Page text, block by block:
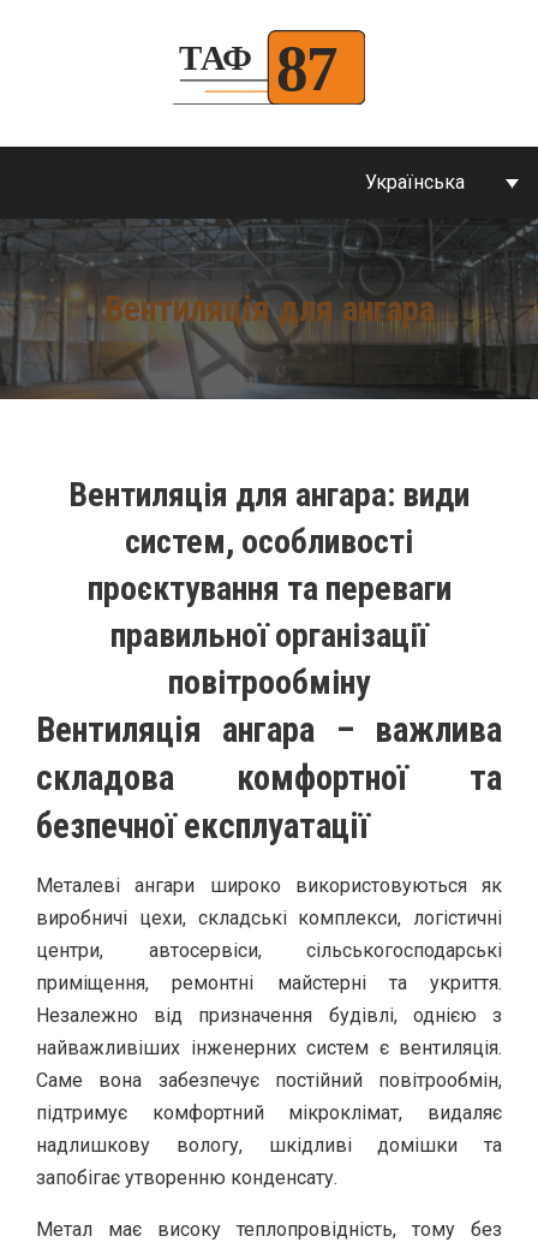
Українська
Вентиляція для ангара
Вентиляція для ангара: види
систем, особливості
проєктування та переваги
правильної організації
повітрообміну
Вентиляція ангара – важлива
складова комфортної та
безпечної експлуатації
Металеві ангари широко використовуються як
виробничі цехи, складські комплекси, логістичні
центри, автосервіси, сільськогосподарські
приміщення, ремонтні майстерні та укриття.
Незалежно від призначення будівлі, однією з
найважливіших інженерних систем є вентиляція.
Саме вона забезпечує постійний повітрообмін,
підтримує комфортний мікроклімат, видаляє
надлишкову вологу, шкідливі домішки та
запобігає утворенню конденсату.
Метал має високу теплопровідність, тому без